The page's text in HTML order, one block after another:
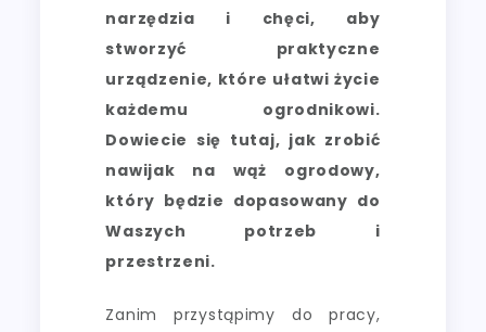
narzędzia i chęci, aby
stworzyć praktyczne
urządzenie, które ułatwi życie
każdemu ogrodnikowi.
Dowiecie się tutaj, jak zrobić
nawijak na wąż ogrodowy,
który będzie dopasowany do
Waszych potrzeb i
przestrzeni.
Zanim przystąpimy do pracy,